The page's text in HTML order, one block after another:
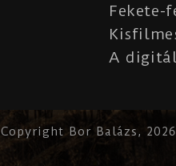
Fekete-
A
Copyright Bor Balázs, 2026